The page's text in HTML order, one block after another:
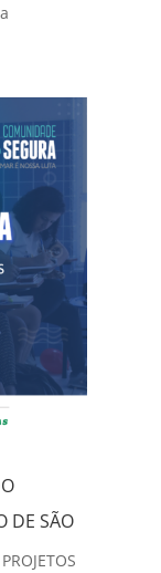
DE SÃO
PROJETOS